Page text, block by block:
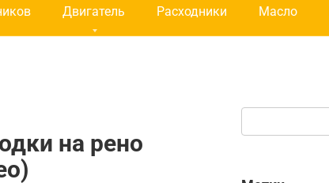
Двигатель Расходники Масло
на рено